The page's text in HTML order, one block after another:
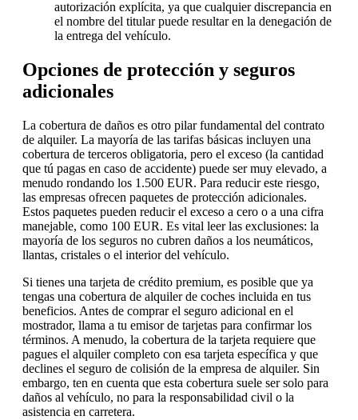
autorización explícita, ya que cualquier discrepancia en
el nombre del titular puede resultar en la denegación de
la entrega del vehículo.
Opciones de protección y seguros
adicionales
La cobertura de daños es otro pilar fundamental del contrato
de alquiler. La mayoría de las tarifas básicas incluyen una
cobertura de terceros obligatoria, pero el exceso (la cantidad
que tú pagas en caso de accidente) puede ser muy elevado, a
menudo rondando los 1.500 EUR. Para reducir este riesgo,
las empresas ofrecen paquetes de protección adicionales.
Estos paquetes pueden reducir el exceso a cero o a una cifra
manejable, como 100 EUR. Es vital leer las exclusiones: la
mayoría de los seguros no cubren daños a los neumáticos,
llantas, cristales o el interior del vehículo.
Si tienes una tarjeta de crédito premium, es posible que ya
tengas una cobertura de alquiler de coches incluida en tus
beneficios. Antes de comprar el seguro adicional en el
mostrador, llama a tu emisor de tarjetas para confirmar los
términos. A menudo, la cobertura de la tarjeta requiere que
pagues el alquiler completo con esa tarjeta específica y que
declines el seguro de colisión de la empresa de alquiler. Sin
embargo, ten en cuenta que esta cobertura suele ser solo para
daños al vehículo, no para la responsabilidad civil o la
asistencia en carretera.